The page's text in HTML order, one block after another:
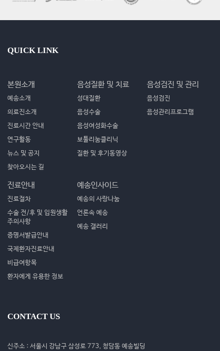
QUICK LINK
본원소개
예송소개
의료진소개
진료시간 안내
연구활동
뉴스 및 공지
찾아오시는 길
음성질환 및 치료
성대질환
음성수술
음성여성화수술
보툴리눔클리닉
질환 및 후기동영상
음성검진 및 관리
음성검진
음성관리프로그램
진료안내
진료절차
수술 전/후 및 입원생활
주의사항
증명서발급안내
국제환자진료안내
비급여항목
환자에게 유용한 정보
예송인사이드
예송의 사랑나눔
언론속 예송
예송 갤러리
CONTACT US
신주소 : 서울시 강남구 삼성로 773, 청담동 예송빌딩